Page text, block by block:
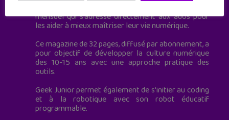
mensuel qui s’adresse directement aux ados pour
les aider à mieux maîtriser leur vie numérique.
Ce magazine de 32 pages, diffusé par abonnement, a
pour objectif de développer la culture numérique
des 10-15 ans avec une approche pratique des
outils.
Geek Junior permet également de s'initier au coding
et à la robotique avec son robot éducatif
programmable.